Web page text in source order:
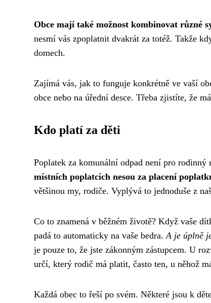
Obce mají také možnost kombinovat různé
nesmí vás zpoplatnit dvakrát za totéž. Takže
domech.
Zajímá vás, jak to funguje konkrétně ve vaší
obce nebo na úřední desce. Třeba zjistíte, že
Kdo platí za děti
Poplatek za komunální odpad není pro
místních poplatcích nesou za placení
většinou my, rodiče. Vyplývá to jednoduše z
Co to znamená v běžném životě? Když vaše
padá to automaticky na vaše bedra.A je úplně
je pouze to, že jste zákonným zástupcem. U
určí, který rodič má platit, často ten, u něhož
Každá obec to řeší po svém. Některé jsou k